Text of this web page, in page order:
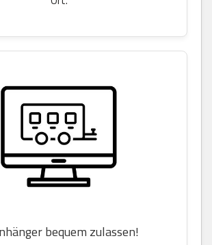
bequem zulassen!